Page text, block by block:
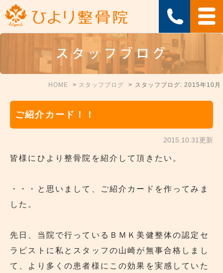
スタッフブログ
HOME スタッフブログ スタッフブログ: 2015年10月
ご紹介カード！！
2015.10.31更新
皆様にひより整骨院を紹介して頂きたい。
・・・と思いまして、ご紹介カードを作ってみま
した。
先日、当院で行っているＢＭＫ美健整体の認定セ
ラピストに私とスタッフの山崎が無事合格しまし
て、より多くの患者様にこの効果を実感していた